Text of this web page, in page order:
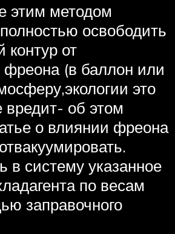
этим методом
освободить
контур от
фреона (в баллон или
это
вредит- об этом
о влиянии фреона
в систему указанное
по весам
заправочного